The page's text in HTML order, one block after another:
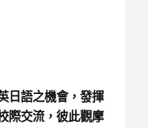
日語之機會，發揮
際交流，彼此觀摩